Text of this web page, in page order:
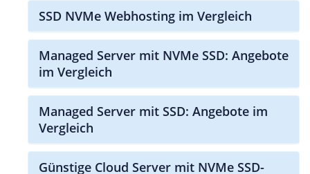
SSD NVMe Webhosting im Vergleich
Managed Server mit NVMe SSD: Angebote
im Vergleich
Managed Server mit SSD: Angebote im
Vergleich
Günstige Cloud Server mit NVMe SSD-